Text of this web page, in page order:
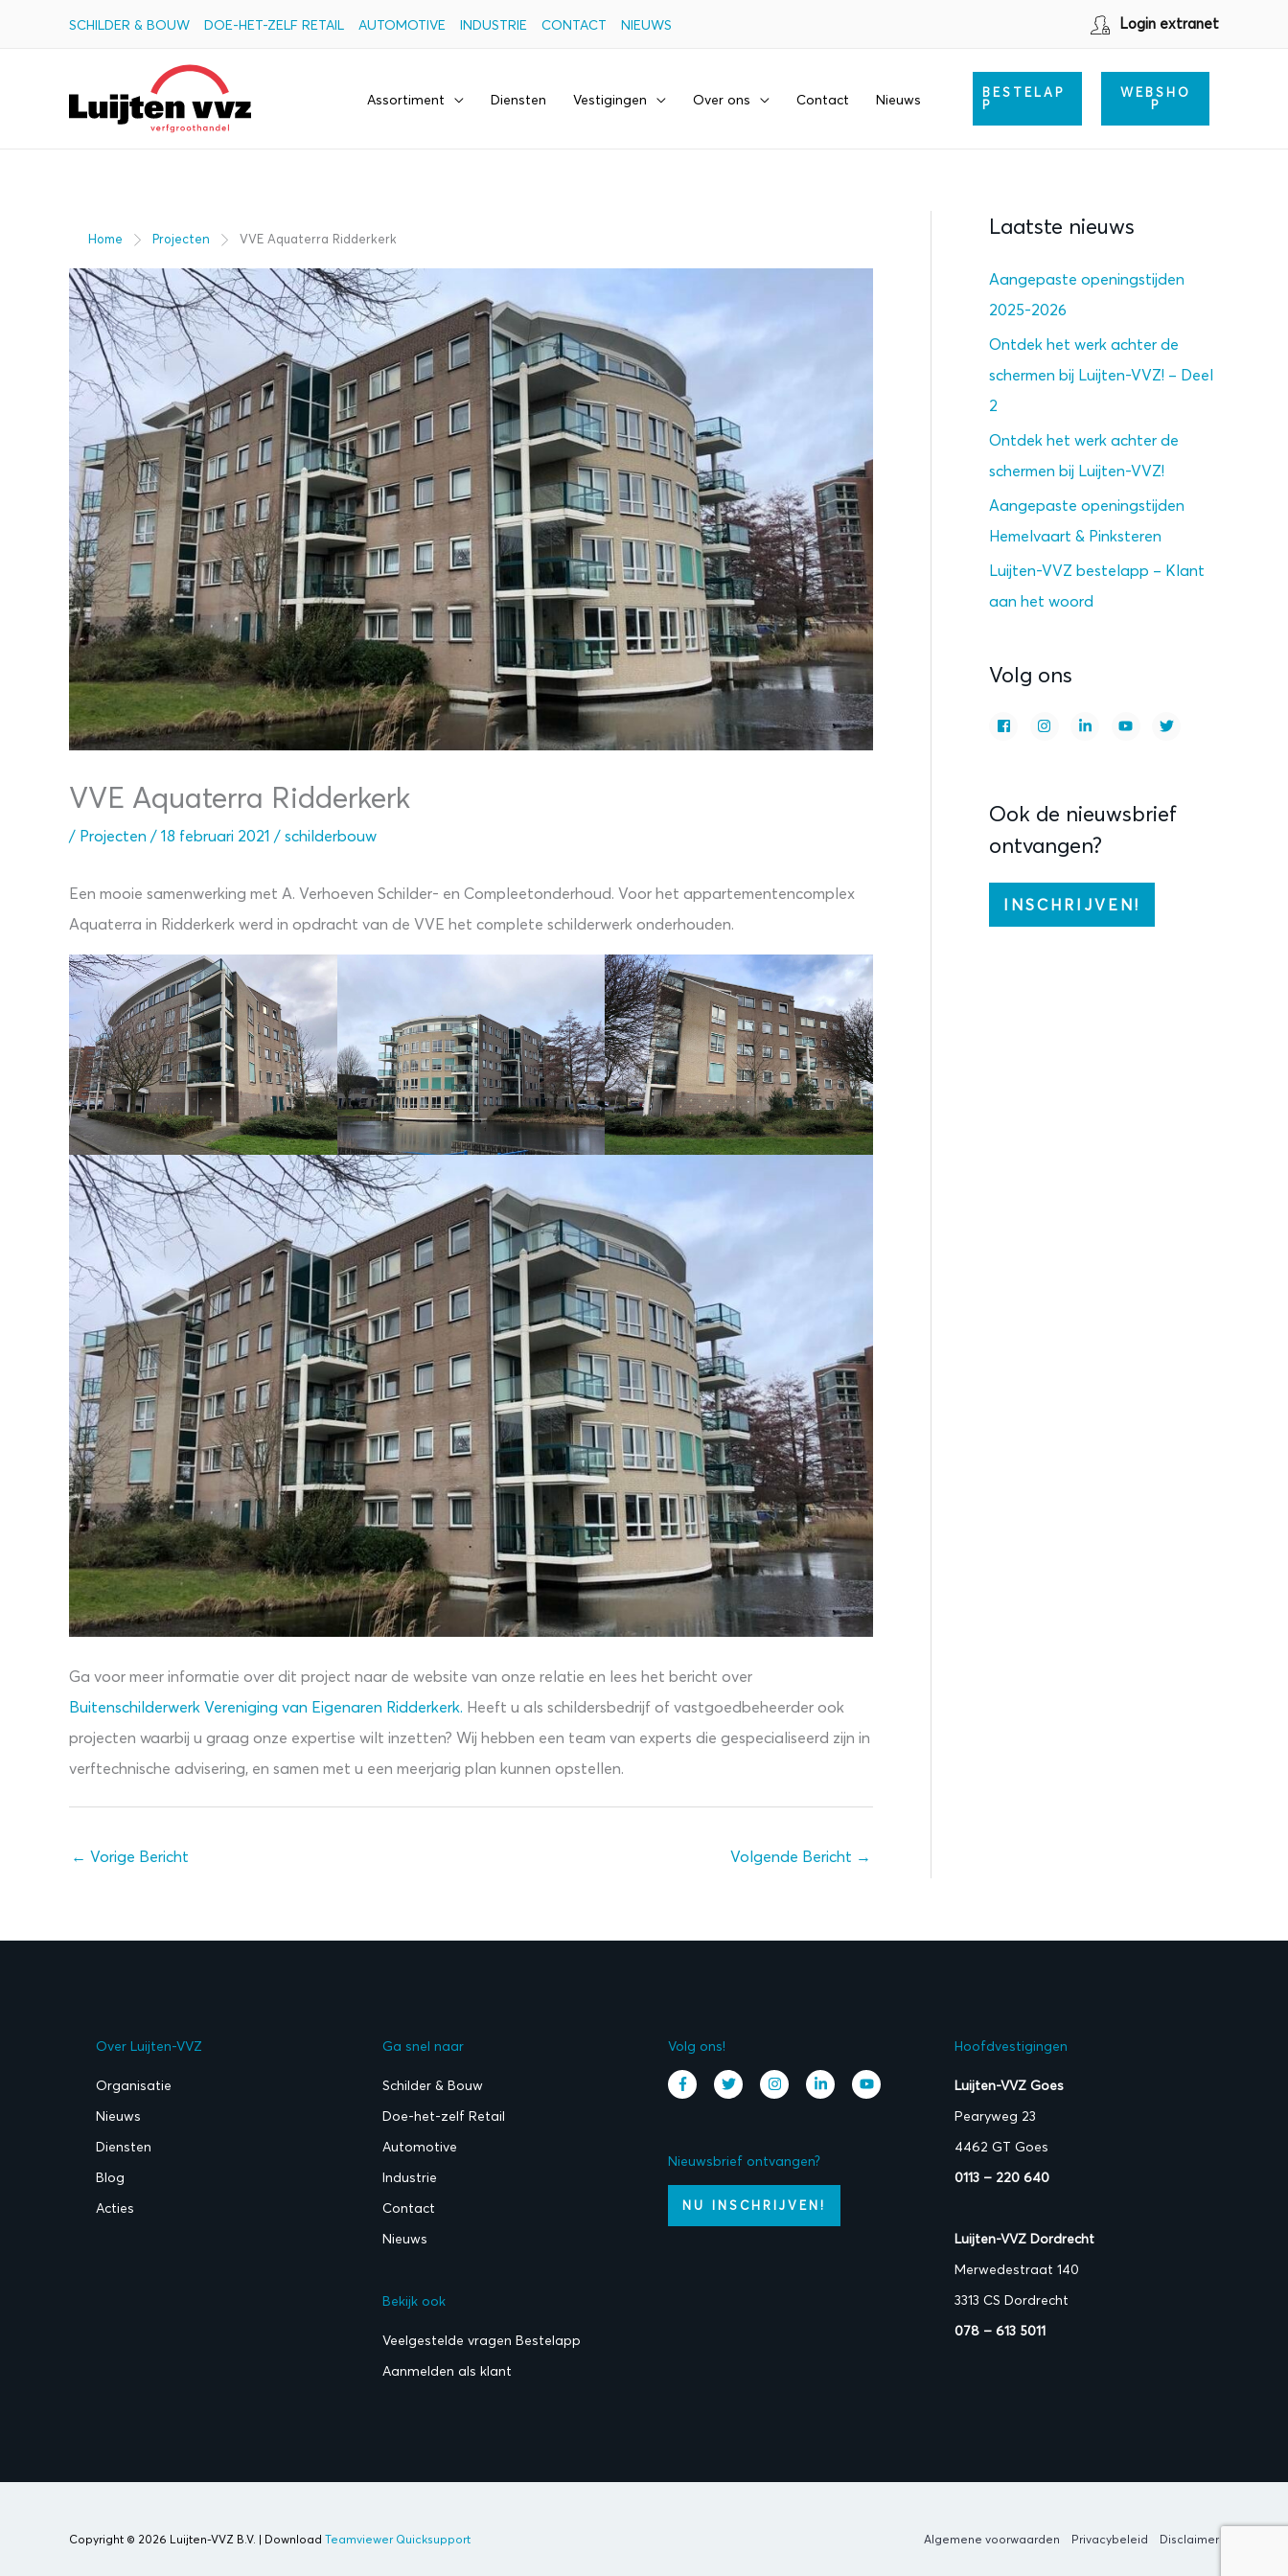
SCHILDER & BOUW DOE-HET-ZELF RETAIL AUTOMOTIVE INDUSTRIE CONTACT NIEUWS Login extranet
Assortiment Diensten Vestigingen Over ons Contact Nieuws
BESTELAP
P
WEBSHO
P
Home Projecten VVE Aquaterra Ridderkerk
VVE Aquaterra Ridderkerk
/ Projecten / 18 februari 2021 / schilderbouw
Een mooie samenwerking met A. Verhoeven Schilder- en Compleetonderhoud. Voor het appartementencomplex
Aquaterra in Ridderkerk werd in opdracht van de VVE het complete schilderwerk onderhouden.
Ga voor meer informatie over dit project naar de website van onze relatie en lees het bericht over
Buitenschilderwerk Vereniging van Eigenaren Ridderkerk. Heeft u als schildersbedrijf of vastgoedbeheerder ook
projecten waarbij u graag onze expertise wilt inzetten? Wij hebben een team van experts die gespecialiseerd zijn in
verftechnische advisering, en samen met u een meerjarig plan kunnen opstellen.
← Vorige Bericht Volgende Bericht →
Laatste nieuws
Aangepaste openingstijden
2025-2026
Ontdek het werk achter de
schermen bij Luijten-VVZ! – Deel
2
Ontdek het werk achter de
schermen bij Luijten-VVZ!
Aangepaste openingstijden
Hemelvaart & Pinksteren
Luijten-VVZ bestelapp – Klant
aan het woord
Volg ons
Ook de nieuwsbrief
ontvangen?
INSCHRIJVEN!
Over Luijten-VVZ
Organisatie
Nieuws
Diensten
Blog
Acties
Ga snel naar
Schilder & Bouw
Doe-het-zelf Retail
Automotive
Industrie
Contact
Nieuws
Bekijk ook
Veelgestelde vragen Bestelapp
Aanmelden als klant
Volg ons!
Nieuwsbrief ontvangen?
NU INSCHRIJVEN!
Hoofdvestigingen
Luijten-VVZ Goes
Pearyweg 23
4462 GT Goes
0113 – 220 640
Luijten-VVZ Dordrecht
Merwedestraat 140
3313 CS Dordrecht
078 – 613 5011
Copyright © 2026 Luijten-VVZ B.V. | Download Teamviewer Quicksupport Algemene voorwaarden Privacybeleid Disclaimer